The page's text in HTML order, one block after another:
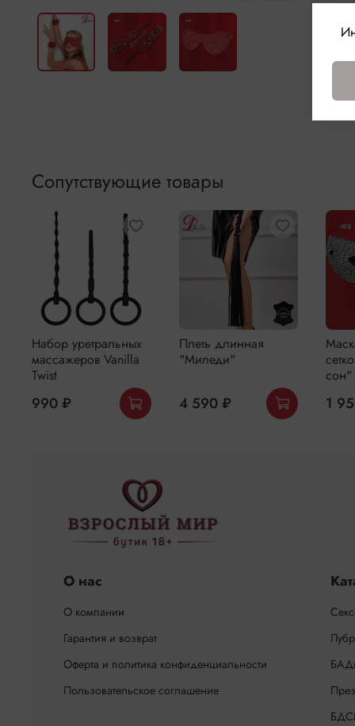
Сопутствующие товары
Набор уретральных
массажеров Vanilla
Twist
990 ₽
Плеть длинная
"Миледи"
4 590 ₽
сон"
1
О нас
О компании
Гарантия и возврат
Оферта и политика конфиденциальности
Пользовательское соглашение